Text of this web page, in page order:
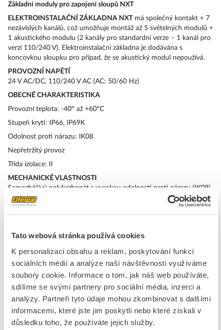
Tato webová stránka používá cookies
K personalizaci obsahu a reklam, poskytování funkcí
sociálních médií a analýze naší návštěvnosti využíváme
soubory cookie. Informace o tom, jak náš web používáte,
sdílíme se svými partnery pro sociální média, inzerci a
analýzy. Partneři tyto údaje mohou zkombinovat s dalšími
informacemi, které jste jim poskytli nebo které získali v
důsledku toho, že používáte jejich služby.
Základní moduly pro zapojení sloupů NXT
ELEKTROINSTALAČNÍ ZÁKLADNA NXTmá společný kontakt + 7
nezávislých kanálů, což umožňuje montáž až 5 světelných modulů +
1 ​​akustického modulu (2 kanály pro standardní verze – 1 kanál pro
verzi 110/240 V). Elektroinstalační základna je dodávána s
koncovkou sloupku pro případ, že se akustický modul nepoužívá.
PROVOZNÍ NAPĚTÍ
24 V AC/DC, 110/240 V AC (AC: 50/60 Hz)
OBECNÉ CHARAKTERISTIKA
Provozní teplota: -40° až +60°C
Stupeň krytí: IP66, IP69K
Odolnost proti nárazu: IK08
Nepřetržitý provoz
Třída izolace: II
MECHANICKÉ VLASTNOSTI
Samozhášivý polykarbonát s vysokou odolností proti nárazu (IK08),
vhodný pro venkovní použití díky krytí IP66-IP69K, které je
zajištěno těsněním EPDM na každém modulu.
ZÁKLADNY NXT.
Značka SIRENA
Barva
Černá
Materiál
Plast